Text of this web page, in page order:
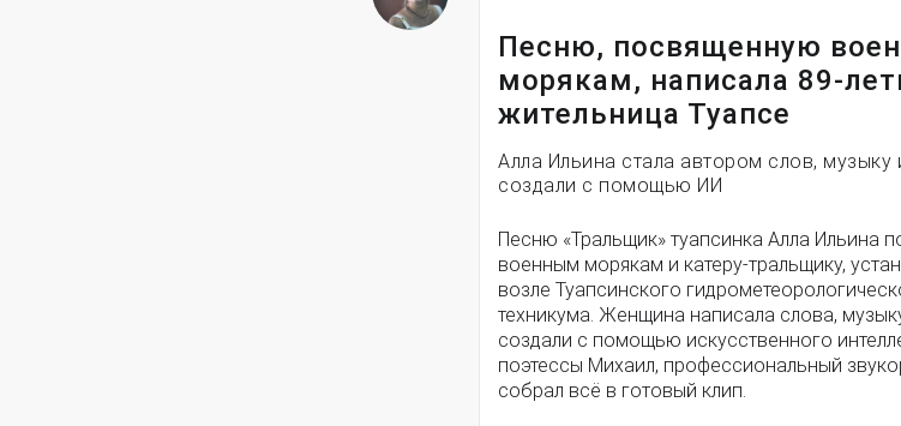
Песню, посвященную
морякам, написала 89-
жительница Туапсе
Алла Ильина стала автором слов, музыку
создали с помощью ИИ
Песню «Тральщик» туапсинка Алла Ильина
военным морякам и катеру-тральщику,
возле Туапсинского
техникума. Женщина написала слова,
создали с помощью искусственного
поэтессы Михаил, профессиональный
собрал всё в готовый клип.